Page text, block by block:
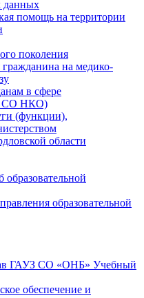
данных
помощь на территории
поколения
на медико-
в сфере
СО НКО)
(функции),
области
образовательной
ГАУЗ СО «ОНБ» Учебный
обеспечение и